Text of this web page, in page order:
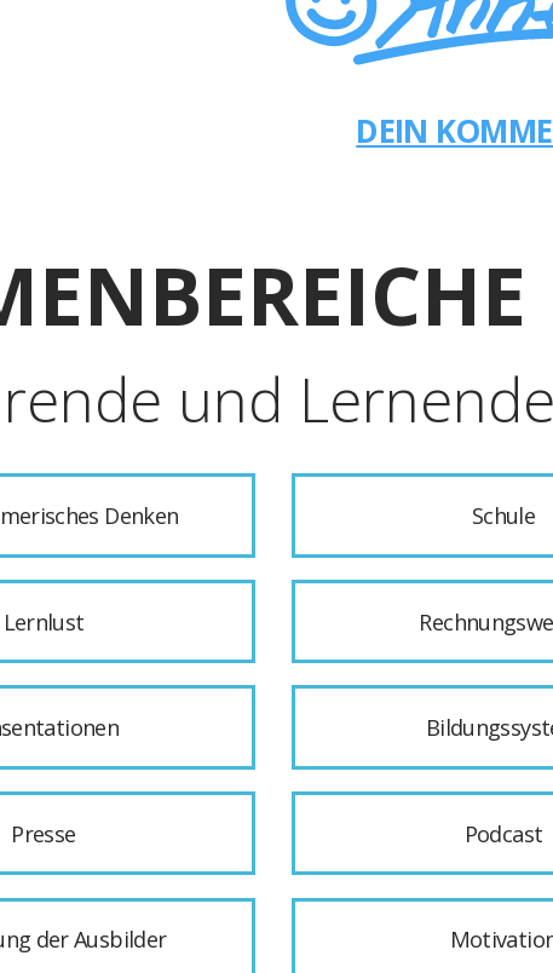
DEIN
und Lernende
Denken Schule
Lernlust
Presse Podcast
der Ausbilder